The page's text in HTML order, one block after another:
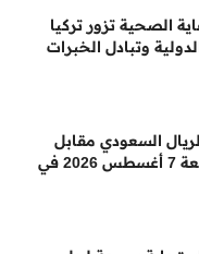
الصحية تزور تركيا
وتبادل الخبرات
السعودي مقابل
الجنيه اليوم الجمعة 7 أغسطس 2026 في